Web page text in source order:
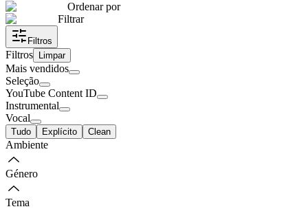
Ordenar por
Filtrar
Filtros
Filtros Limpar
Mais vendidos
Seleção
YouTube Content ID
Instrumental
Vocal
Tudo Explícito Clean
Ambiente
Género
Tema